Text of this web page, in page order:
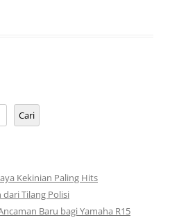
Cari
Kekinian Paling Hits
Tilang Polisi
Baru bagi Yamaha R15